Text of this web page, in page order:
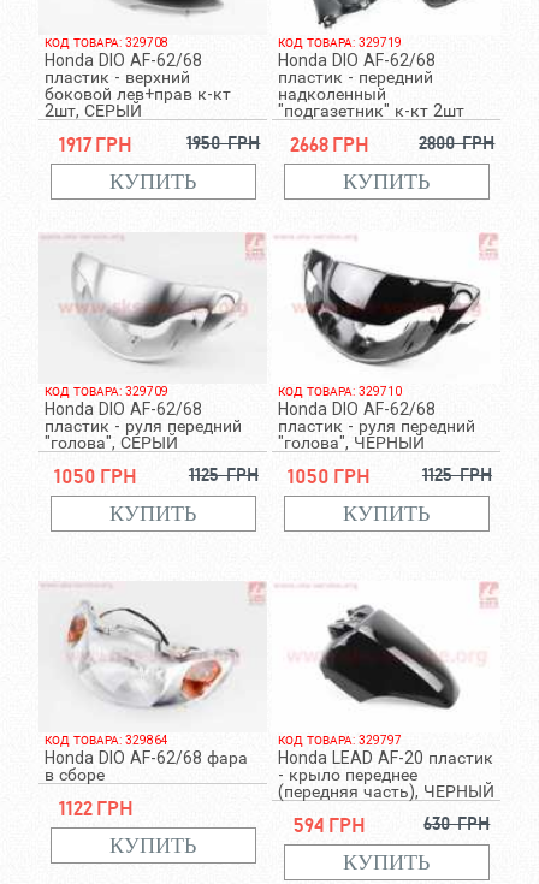
КОД ТОВАРА: 329708
Honda DIO AF-62/68
пластик - верхний
боковой лев+прав к-кт
2шт, СЕРЫЙ
1917 грн 1950 грн
КОД ТОВАРА: 329719
Honda DIO AF-62/68
пластик - передний
надколенный
"подгазетник" к-кт 2шт
2668 грн 2800 грн
КОД ТОВАРА: 329709
Honda DIO AF-62/68
пластик - руля передний
"голова", СЕРЫЙ
1050 грн 1125 грн
КОД ТОВАРА: 329710
Honda DIO AF-62/68
пластик - руля передний
"голова", ЧЕРНЫЙ
1050 грн 1125 грн
КОД ТОВАРА: 329864
Honda DIO AF-62/68 фара
в сборе
1122 грн
КОД ТОВАРА: 329797
Honda LEAD AF-20 пластик
- крыло переднее
(передняя часть), ЧЕРНЫЙ
594 грн 630 грн